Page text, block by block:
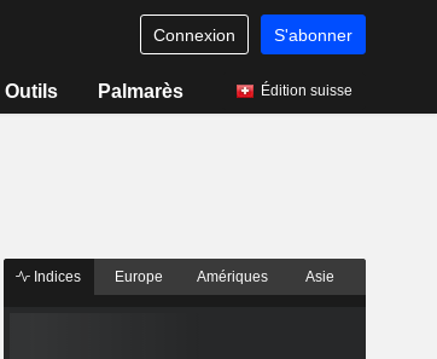
Connexion S'abonner
Outils Palmarès Édition suisse
Indices Europe Amériques Asie